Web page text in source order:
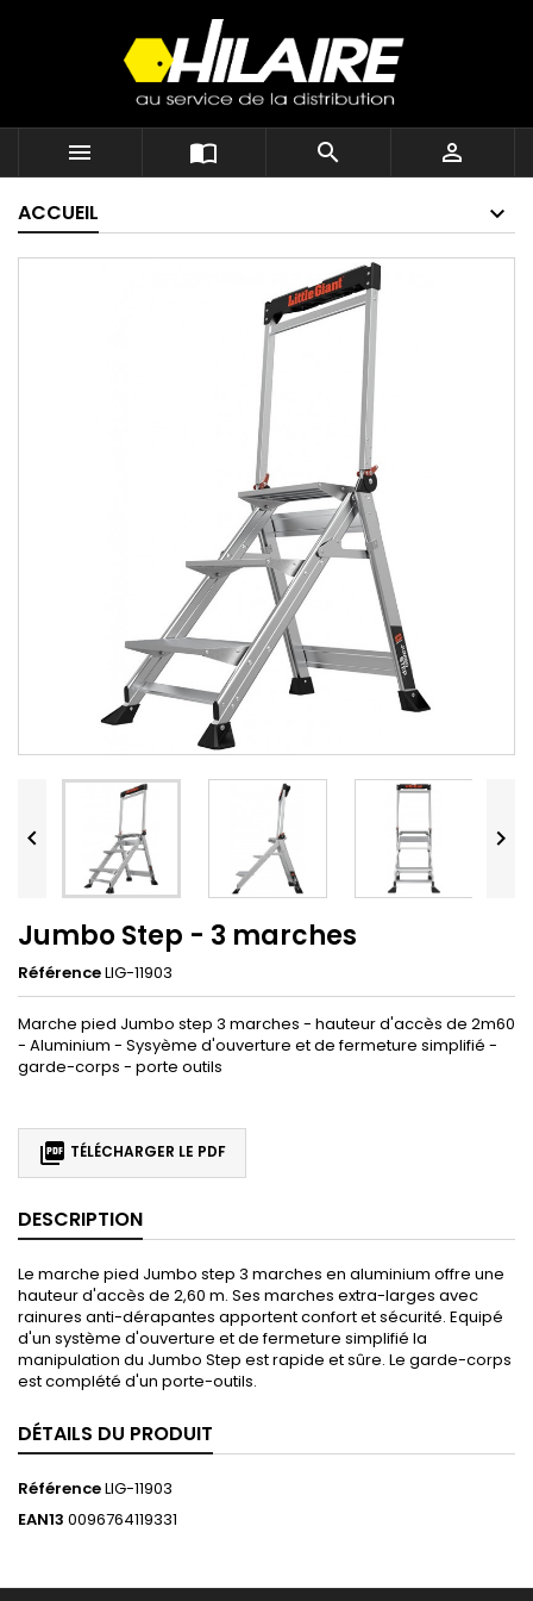
   
ACCUEIL
 
Jumbo Step - 3 marches
RéférenceLIG-11903
Marche pied Jumbo step 3 marches - hauteur d'accès de 2m60
- Aluminium - Sysyème d'ouverture et de fermeture simplifié -
garde-corps - porte outils
 TÉLÉCHARGER LE PDF
DESCRIPTION
Le marche pied Jumbo step 3 marches en aluminium offre une
hauteur d'accès de 2,60 m. Ses marches extra-larges avec
rainures anti-dérapantes apportent confort et sécurité. Equipé
d'un système d'ouverture et de fermeture simplifié la
manipulation du Jumbo Step est rapide et sûre. Le garde-corps
est complété d'un porte-outils.
DÉTAILS DU PRODUIT
RéférenceLIG-11903
EAN13 0096764119331